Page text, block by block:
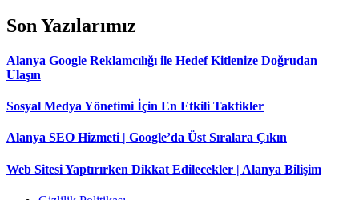
Son Yazılarımız
Alanya Google Reklamcılığı ile Hedef Kitlenize Doğrudan
Ulaşın
Sosyal Medya Yönetimi İçin En Etkili Taktikler
Alanya SEO Hizmeti | Google’da Üst Sıralara Çıkın
Web Sitesi Yaptırırken Dikkat Edilecekler | Alanya Bilişim